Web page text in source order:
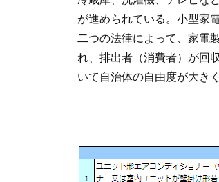
が進められている。小型家
二つの法律によって、家電
れ、排出者（消費者）が回
いて自治体の自由度が大き